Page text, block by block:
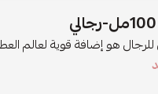
هو إضافة قوية لعالم